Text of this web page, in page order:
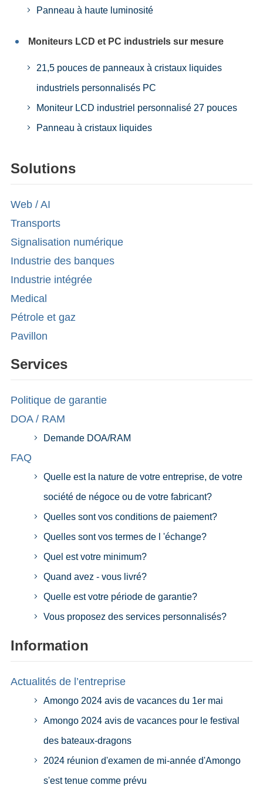
Panneau à haute luminosité
Moniteurs LCD et PC industriels sur mesure
21,5 pouces de panneaux à cristaux liquides
industriels personnalisés PC
Moniteur LCD industriel personnalisé 27 pouces
Panneau à cristaux liquides
Solutions
Web / AI
Transports
Signalisation numérique
Industrie des banques
Industrie intégrée
Medical
Pétrole et gaz
Pavillon
Services
Politique de garantie
DOA / RAM
Demande DOA/RAM
FAQ
Quelle est la nature de votre entreprise, de votre
société de négoce ou de votre fabricant?
Quelles sont vos conditions de paiement?
Quelles sont vos termes de l 'échange?
Quel est votre minimum?
Quand avez - vous livré?
Quelle est votre période de garantie?
Vous proposez des services personnalisés?
Information
Actualités de l’entreprise
Amongo 2024 avis de vacances du 1er mai
Amongo 2024 avis de vacances pour le festival
des bateaux-dragons
2024 réunion d'examen de mi-année d'Amongo
s'est tenue comme prévu